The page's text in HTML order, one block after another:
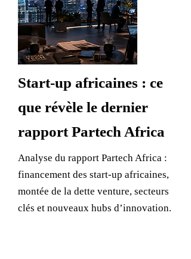
Start-up africaines : ce
que révèle le dernier
rapport Partech Africa
Analyse du rapport Partech Africa :
financement des start-up africaines,
montée de la dette venture, secteurs
clés et nouveaux hubs d’innovation.